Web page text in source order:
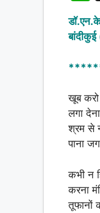
h
s
p
खूब करो
लगा
श्रम से
पाना
कभी न
करना
तूफानों